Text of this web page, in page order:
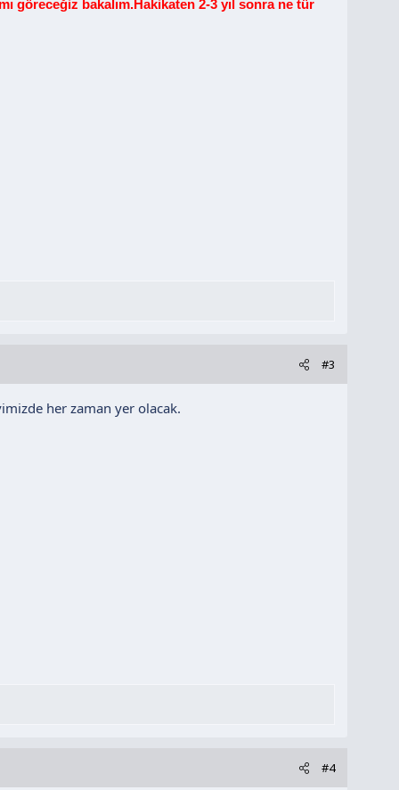
göreceğiz bakalım.Hakikaten 2-3 yıl sonra ne tür
#3
her zaman yer olacak.
#4